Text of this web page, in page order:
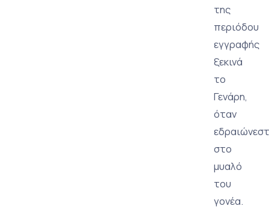
της
περιόδου
εγγραφής
ξεκινά
το
Γενάρη,
όταν
στο
μυαλό
του
γονέα.